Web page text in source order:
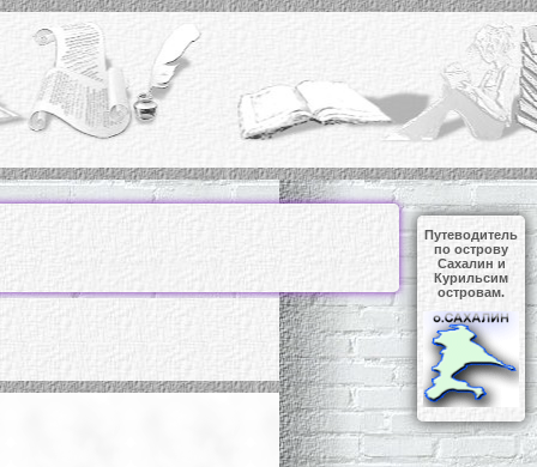
Путеводитель
по острову
Сахалин и
Курильсим
островам.